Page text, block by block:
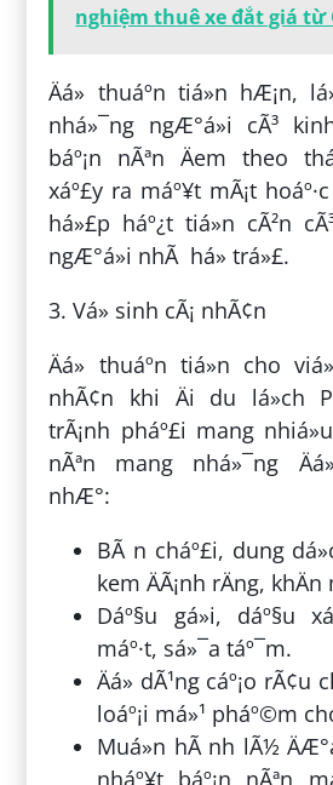
nghiệm thuê xe đắt giá từ
Äá» thuáº­n tiá»n hÆ¡n,
nhá»¯ng ngÆ°á»i cÃ³
báº¡n nÃªn Äem theo
xáº£y ra máº¥t mÃ¡t
há»£p háº¿t tiá»n cÃ²n
ngÆ°á»i nhÃ há» trá»£.
3. Vá» sinh cÃ¡ nhÃ¢n
Äá» thuáº­n tiá»n cho
nhÃ¢n khi Äi du lá»ch
trÃ¡nh pháº£i mang nhiá»u
nÃªn mang nhá»¯ng
nhÆ°:
BÃ n cháº£i, dung
kem ÄÃ¡nh rÄng, khÄn
Dáº§u gá»i, dáº§u
máº·t, sá»¯a táº¯m.
Äá» dÃ¹ng cáº¡o
loáº¡i má»¹ pháº©m
Muá»n hÃ nh lÃ½
nháº¥t báº¡n nÃªn